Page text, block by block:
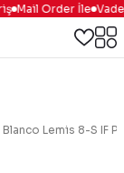
Mail Order İle Vade
Blanco Lemis 8-S IF